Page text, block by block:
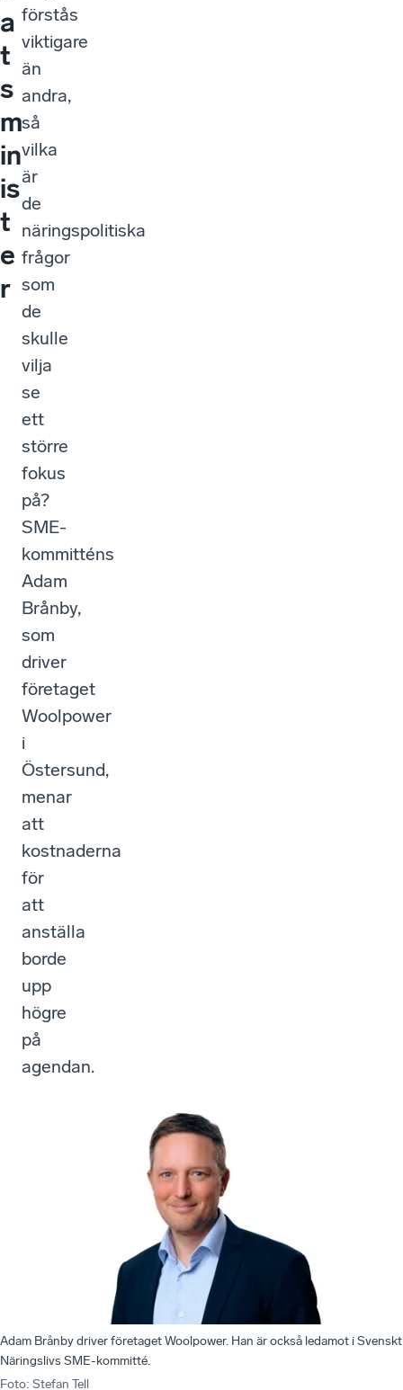
a
t
s
m
in
is
t
e
r
förstås
viktigare
än
andra,
så
vilka
är
de
näringspolitiska
frågor
som
de
skulle
vilja
se
ett
större
fokus
på?
SME-
kommitténs
Adam
Brånby,
som
driver
företaget
Woolpower
i
Östersund,
menar
att
kostnaderna
för
att
anställa
borde
upp
högre
på
agendan.
Adam Brånby driver företaget Woolpower. Han är också ledamot i Svenskt
Näringslivs SME-kommitté.
Foto: Stefan Tell